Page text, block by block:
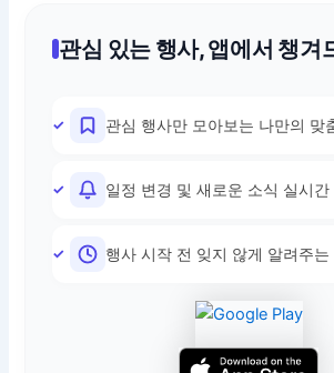
관심 있는 행사, 앱에서 챙겨
관심 행사만 모아보는 나만의 맞
일정 변경 및 새로운 소식 실시간
행사 시작 전 잊지 않게 알려주는